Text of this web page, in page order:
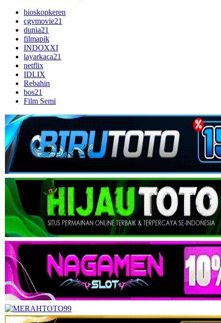
bioskopkeren
cgvmovie21
dunia21
filmapik
INDOXXI
layarkaca21
netflix
IDLIX
Rebahin
bos21
Film Semi